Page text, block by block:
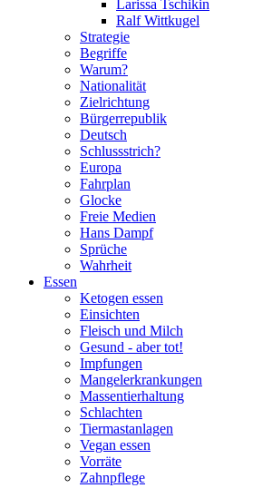
Larissa Tschikin
Ralf Wittkugel
Strategie
Begriffe
Warum?
Nationalität
Zielrichtung
Bürgerrepublik
Deutsch
Schlussstrich?
Europa
Fahrplan
Glocke
Freie Medien
Hans Dampf
Sprüche
Wahrheit
Essen
Ketogen essen
Einsichten
Fleisch und Milch
Gesund - aber tot!
Impfungen
Mangelerkrankungen
Massentierhaltung
Schlachten
Tiermastanlagen
Vegan essen
Vorräte
Zahnpflege